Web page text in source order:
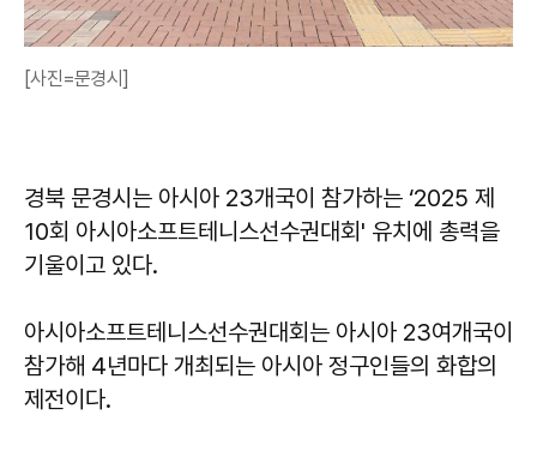
[사진=문경시]
경북 문경시는 아시아 23개국이 참가하는 ‘2025 제
10회 아시아소프트테니스선수권대회' 유치에 총력을
기울이고 있다.
아시아소프트테니스선수권대회는 아시아 23여개국이
참가해 4년마다 개최되는 아시아 정구인들의 화합의
제전이다.